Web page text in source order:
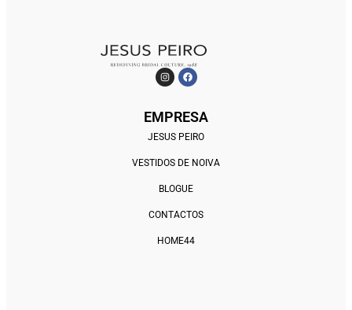
EMPRESA
JESUS PEIRO
VESTIDOS DE NOIVA
BLOGUE
CONTACTOS
HOME44